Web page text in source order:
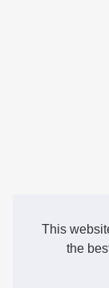
This
the